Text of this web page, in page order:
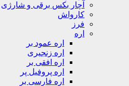
آچار بکس برقی و شارژی
کارواش
فرز
اره
اره عمود بر
اره زنجیری
اره افقی بر
اره پروفیل پر
اره فارسی بر